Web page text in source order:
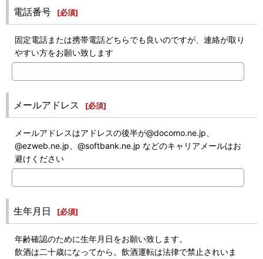
電話番号 [必須]
固定電話または携帯電話どちらでも良いのですが、連絡が取り
やすい方をお願い致します
メールアドレス [必須]
メールアドレスはアドレスの後半が@docomo.ne.jp、
@ezweb.ne.jp、@softbank.ne.jp などのキャリアメールはお
避けください
生年月日 [必須]
年齢確認のために生年月日をお願い致します。
飲酒は二十歳になってから。飲酒運転は法律で禁止されいま